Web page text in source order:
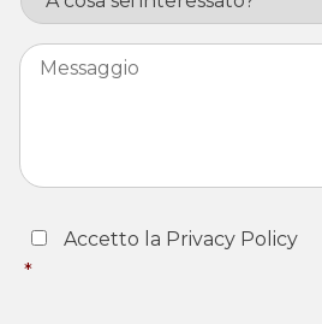
Messaggio
Consent *
Accetto la Privacy Policy
*